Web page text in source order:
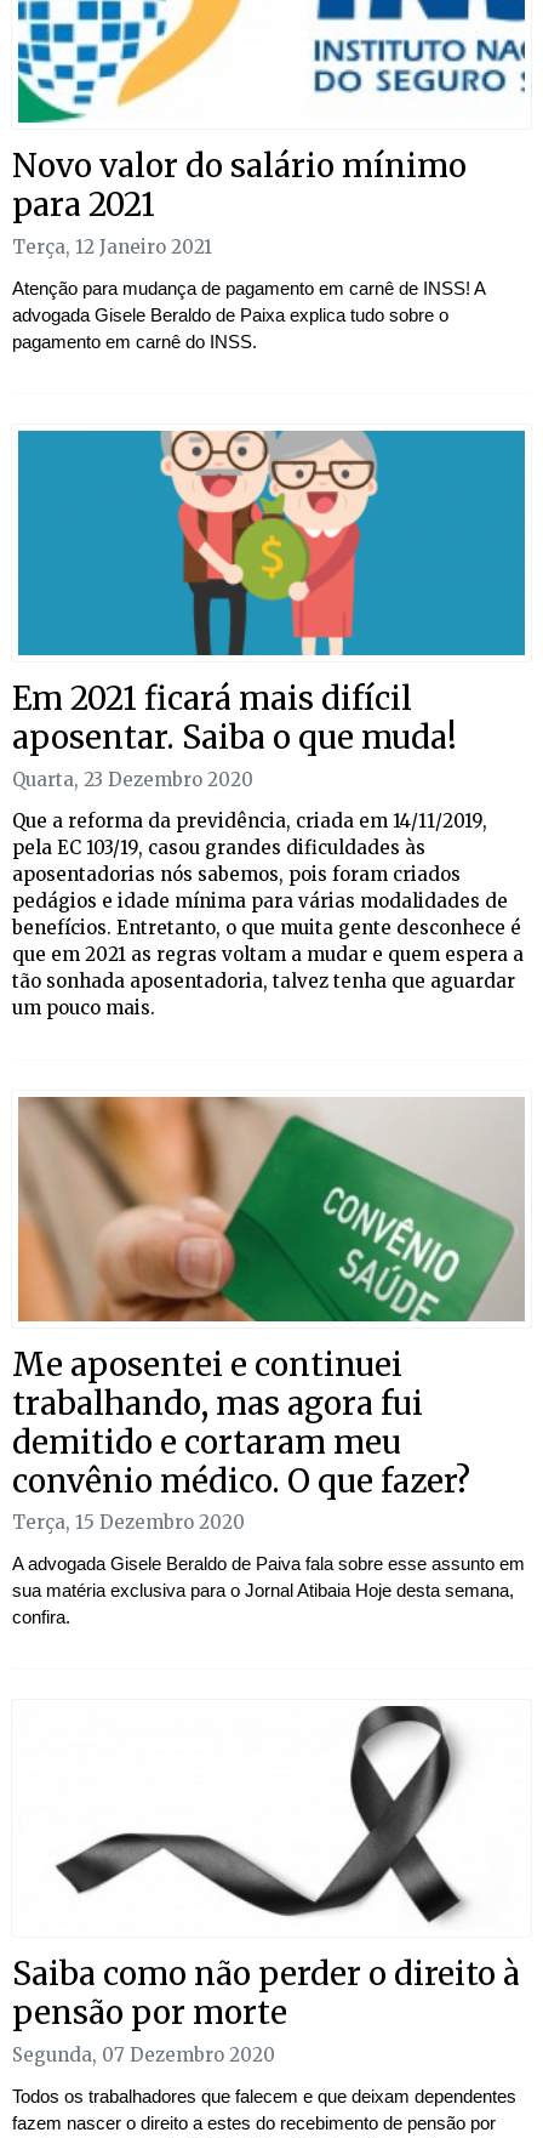
Novo valor do salário mínimo
para 2021
Terça, 12 Janeiro 2021
Atenção para mudança de pagamento em carnê de INSS! A
advogada Gisele Beraldo de Paixa explica tudo sobre o
pagamento em carnê do INSS.
Em 2021 ficará mais difícil
aposentar. Saiba o que muda!
Quarta, 23 Dezembro 2020
Que a reforma da previdência, criada em 14/11/2019,
pela EC 103/19, casou grandes dificuldades às
aposentadorias nós sabemos, pois foram criados
pedágios e idade mínima para várias modalidades de
benefícios. Entretanto, o que muita gente desconhece é
que em 2021 as regras voltam a mudar e quem espera a
tão sonhada aposentadoria, talvez tenha que aguardar
um pouco mais.
Me aposentei e continuei
trabalhando, mas agora fui
demitido e cortaram meu
convênio médico. O que fazer?
Terça, 15 Dezembro 2020
A advogada Gisele Beraldo de Paiva fala sobre esse assunto em
sua matéria exclusiva para o Jornal Atibaia Hoje desta semana,
confira.
Saiba como não perder o direito à
pensão por morte
Segunda, 07 Dezembro 2020
Todos os trabalhadores que falecem e que deixam dependentes
fazem nascer o direito a estes do recebimento de pensão por